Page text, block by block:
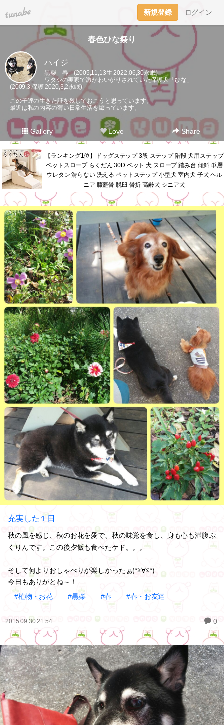
tuna.be 新規登録 ログイン
春色ひな祭り
ハイジ
黒柴「春」(2005,11,13生 2022,06,30永眠)
ワタシの実家で激かわいがりされていた保護犬「ひな」
(2009,3,保護 2020,3,2永眠)
この子達の生きた証を残しておこうと思っています。
最近は私の内容の薄い日常生活を綴っています。
Gallery Love Share
【ランキング1位】ドッグステップ 3段 ステップ 階段 犬用ステップ
ペットスロープ らくだん 30D ペット 犬 スロープ 踏み台 傾斜 単層
ウレタン 滑らない 洗える ペットステップ 小型犬 室内犬 子犬 ヘル
ニア 膝蓋骨 脱臼 骨折 高齢犬 シニア犬
充実した１日
秋の風を感じ、秋のお花を愛で、秋の味覚を食し、身も心も満腹ぷ
くりんです。この後夕飯も食べたケド。。。
そして何よりおしゃべりが楽しかったぁ(*≧∀≦*)
今日もありがとね～！
#植物・お花
#黒柴 #春 #春・お友達
2015.09.30 21:54 0